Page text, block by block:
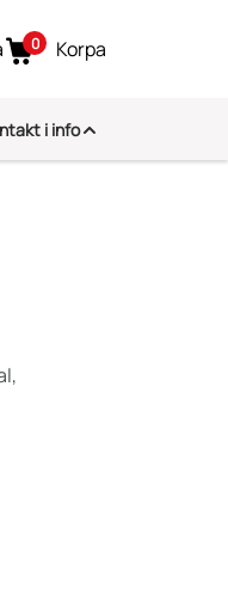
0 Korpa
i info